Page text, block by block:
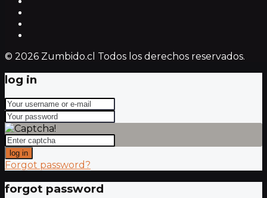
© 2026 Zumbido.cl Todos los derechos reservados.
log in
log in
Forgot password?
forgot password